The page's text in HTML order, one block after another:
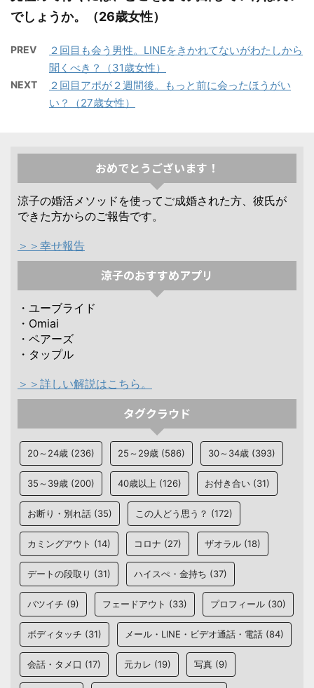
でしょうか。（26歳女性）
PREV
２回目も会う男性。LINEをきかれてないがわたしから
聞くべき？（31歳女性）
NEXT
２回目アポが２週間後。もっと前に会ったほうがい
い？（27歳女性）
おめでとうございます！
涼子の婚活メソッドを使ってご成婚された方、彼氏が
できた方からのご報告です。
＞＞幸せ報告
涼子のおすすめアプリ
・ユーブライド
・Omiai
・ペアーズ
・タップル
＞＞詳しい解説はこちら。
タグクラウド
20～24歳 (236) 25～29歳 (586) 30～34歳 (393)
35～39歳 (200) 40歳以上 (126) お付き合い (31)
お断り・別れ話 (35) この人どう思う？ (172)
カミングアウト (14) コロナ (27) ザオラル (18)
デートの段取り (31) ハイスぺ・金持ち (37)
バツイチ (9) フェードアウト (33) プロフィール (30)
ボディタッチ (31) メール・LINE・ビデオ通話・電話 (84)
会話・タメ口 (17) 元カレ (19) 写真 (9)